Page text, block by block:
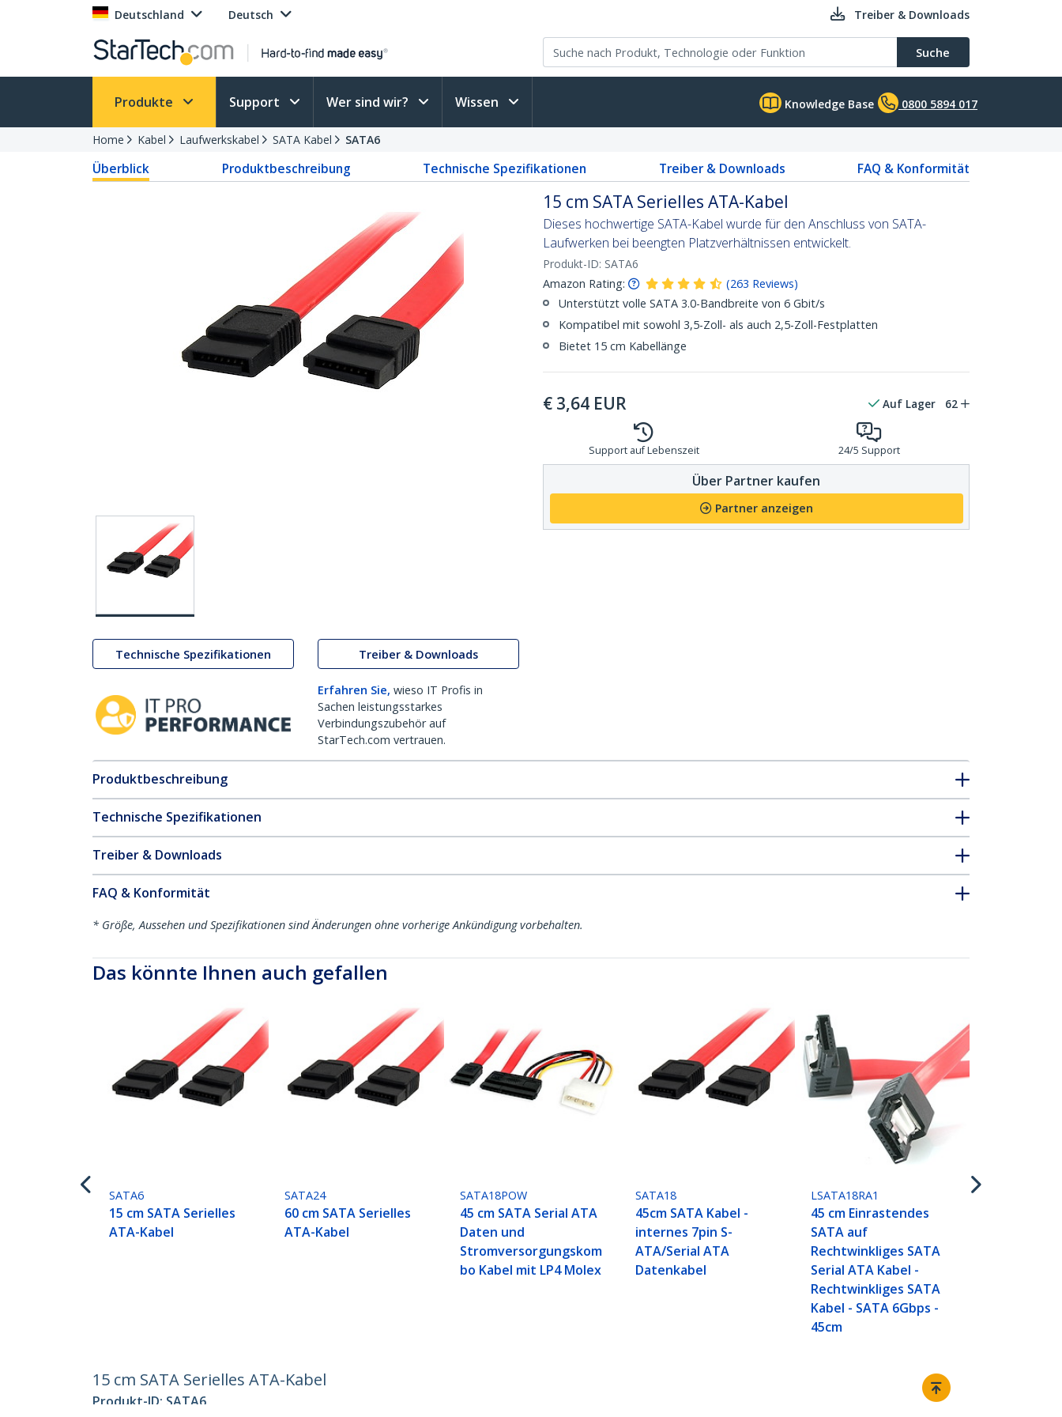
Deutschland Deutsch Treiber & Downloads
Suche
Produkte Support Wer sind wir? Wissen Knowledge Base 0800 5894 017
Home Kabel Laufwerkskabel SATA Kabel SATA6
Überblick Produktbeschreibung Technische Spezifikationen Treiber & Downloads FAQ & Konformität
Technische Spezifikationen Treiber & Downloads
Erfahren Sie, wieso IT Profis in
Sachen leistungsstarkes
Verbindungszubehör auf
StarTech.com vertrauen.
15 cm SATA Serielles ATA-Kabel
Dieses hochwertige SATA-Kabel wurde für den Anschluss von SATA-
Laufwerken bei beengten Platzverhältnissen entwickelt.
Produkt-ID: SATA6
Amazon Rating:
(263 Reviews)
Unterstützt volle SATA 3.0-Bandbreite von 6 Gbit/s
Kompatibel mit sowohl 3,5-Zoll- als auch 2,5-Zoll-Festplatten
Bietet 15 cm Kabellänge
€ 3,64 EUR Auf Lager 62
Support auf Lebenszeit 24/5 Support
Über Partner kaufen
Partner anzeigen
Produktbeschreibung
Technische Spezifikationen
Treiber & Downloads
FAQ & Konformität
* Größe, Aussehen und Spezifikationen sind Änderungen ohne vorherige Ankündigung vorbehalten.
Das könnte Ihnen auch gefallen
SATA6
15 cm SATA Serielles
ATA-Kabel
SATA24
60 cm SATA Serielles
ATA-Kabel
SATA18POW
45 cm SATA Serial ATA
Daten und
Stromversorgungskom
bo Kabel mit LP4 Molex
SATA18
45cm SATA Kabel -
internes 7pin S-
ATA/Serial ATA
Datenkabel
LSATA18RA1
45 cm Einrastendes
SATA auf
Rechtwinkliges SATA
Serial ATA Kabel -
Rechtwinkliges SATA
Kabel - SATA 6Gbps -
45cm
15 cm SATA Serielles ATA-Kabel
Produkt-ID: SATA6